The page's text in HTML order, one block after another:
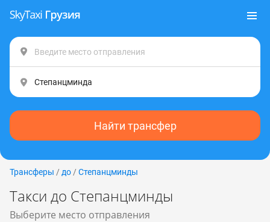
Найти трансфер
Трансферы / до / Степанцминды
Такси до Степанцминды
Выберите место отправления